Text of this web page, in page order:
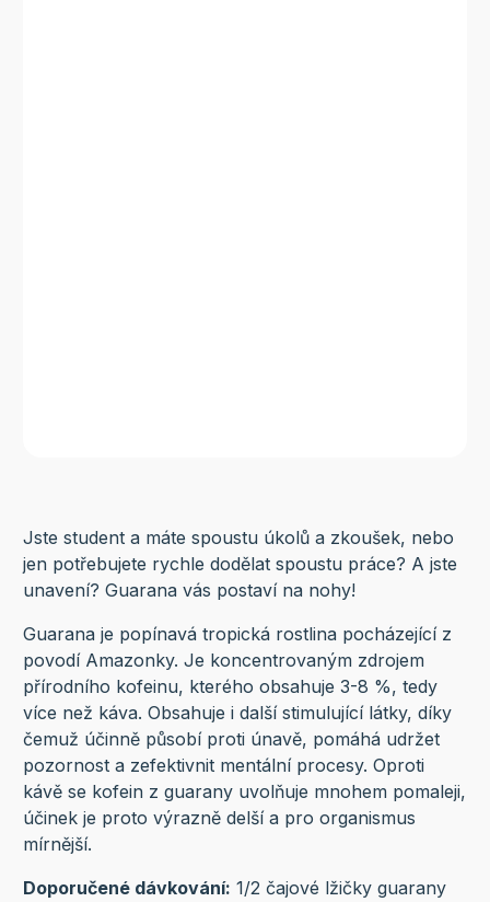
Jste student a máte spoustu úkolů a zkoušek, nebo
jen potřebujete rychle dodělat spoustu práce? A jste
unavení? Guarana vás postaví na nohy!
Guarana je popínavá tropická rostlina pocházející z
povodí Amazonky. Je koncentrovaným zdrojem
přírodního kofeinu, kterého obsahuje 3-8 %, tedy
více než káva. Obsahuje i další stimulující látky, díky
čemuž účinně působí proti únavě, pomáhá udržet
pozornost a zefektivnit mentální procesy. Oproti
kávě se kofein z guarany uvolňuje mnohem pomaleji,
účinek je proto výrazně delší a pro organismus
mírnější.
Doporučené dávkování: 1/2 čajové lžičky guarany